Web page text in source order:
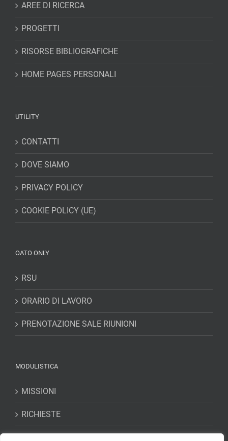
AREE DI RICERCA
PROGETTI
RISORSE BIBLIOGRAFICHE
HOME PAGES PERSONALI
UTILITY
CONTATTI
DOVE SIAMO
PRIVACY POLICY
COOKIE POLICY (UE)
OATO ONLY
RSU
ORARIO DI LAVORO
PRENOTAZIONE SALE RIUNIONI
MODULISTICA
MISSIONI
RICHIESTE